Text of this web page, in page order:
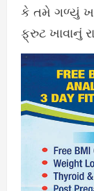
કે તમે ગળ્યું
ફ્રુટ ખાવાનું